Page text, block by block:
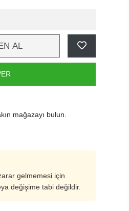
AL
mağazayı bulun.
gelmemesi için
değişime tabi değildir.